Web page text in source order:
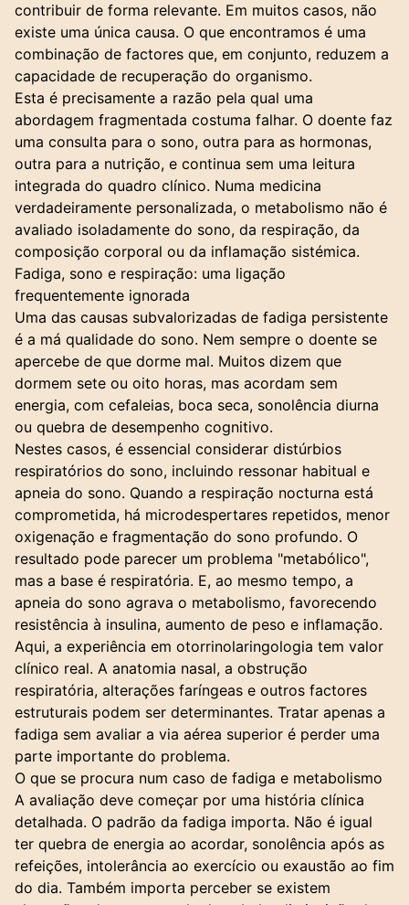
contribuir de forma relevante. Em muitos casos, não
existe uma única causa. O que encontramos é uma
combinação de factores que, em conjunto, reduzem a
capacidade de recuperação do organismo.
Esta é precisamente a razão pela qual uma
abordagem fragmentada costuma falhar. O doente faz
uma consulta para o sono, outra para as hormonas,
outra para a nutrição, e continua sem uma leitura
integrada do quadro clínico. Numa medicina
verdadeiramente personalizada, o metabolismo não é
avaliado isoladamente do sono, da respiração, da
composição corporal ou da inflamação sistémica.
Fadiga, sono e respiração: uma ligação
frequentemente ignorada
Uma das causas subvalorizadas de fadiga persistente
é a má qualidade do sono. Nem sempre o doente se
apercebe de que dorme mal. Muitos dizem que
dormem sete ou oito horas, mas acordam sem
energia, com cefaleias, boca seca, sonolência diurna
ou quebra de desempenho cognitivo.
Nestes casos, é essencial considerar distúrbios
respiratórios do sono, incluindo ressonar habitual e
apneia do sono. Quando a respiração nocturna está
comprometida, há microdespertares repetidos, menor
oxigenação e fragmentação do sono profundo. O
resultado pode parecer um problema "metabólico",
mas a base é respiratória. E, ao mesmo tempo, a
apneia do sono agrava o metabolismo, favorecendo
resistência à insulina, aumento de peso e inflamação.
Aqui, a experiência em otorrinolaringologia tem valor
clínico real. A anatomia nasal, a obstrução
respiratória, alterações faríngeas e outros factores
estruturais podem ser determinantes. Tratar apenas a
fadiga sem avaliar a via aérea superior é perder uma
parte importante do problema.
O que se procura num caso de fadiga e metabolismo
A avaliação deve começar por uma história clínica
detalhada. O padrão da fadiga importa. Não é igual
ter quebra de energia ao acordar, sonolência após as
refeições, intolerância ao exercício ou exaustão ao fim
do dia. Também importa perceber se existem